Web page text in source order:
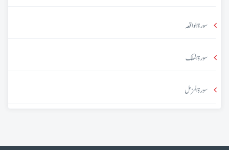
سورۃ الواقعہ
سورۃ الملک
سورۃ المزمل